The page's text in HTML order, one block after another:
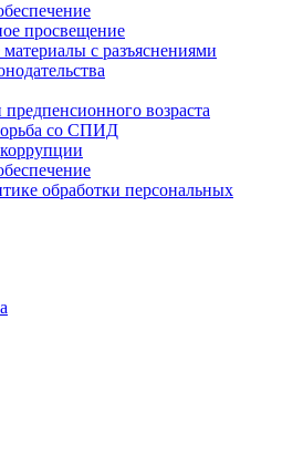
просвещение
с разъяснениями
возраста
со СПИД
обработки персональных